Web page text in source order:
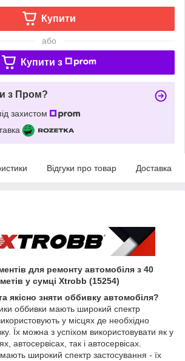
Купити
або
Купити з
з Пром?
захистом
Відгуки про товар Доставка
для ремонту автомобіля з 40
у сумці Xtrobb (15254)
якісно зняти оббивку автомобіля?
оббивки мають широкий спектр
у місцях де необхідно
Їх можна з успіхом використовувати як у
автосервісах, так і автосервісах.
широкий спектр застосування - їх